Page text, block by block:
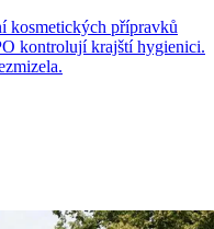
kosmetických přípravků
kontrolují krajští hygienici.